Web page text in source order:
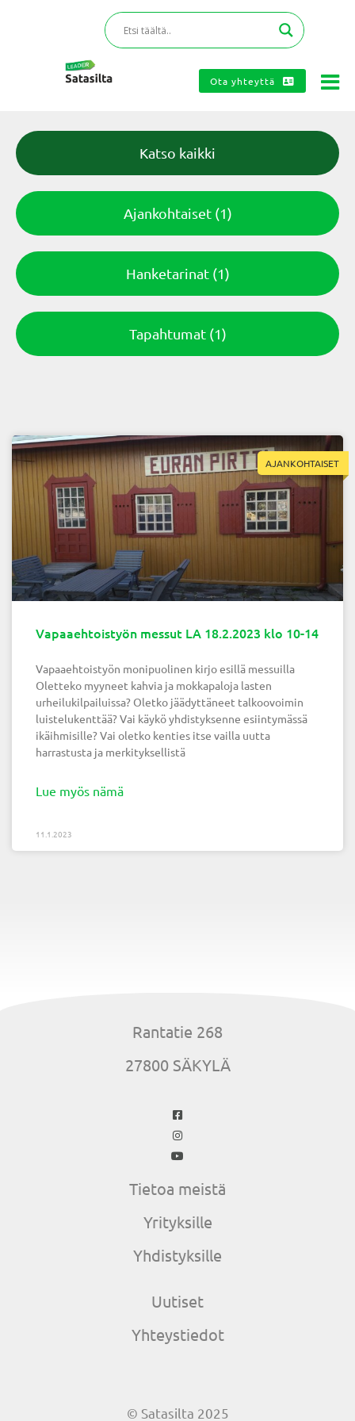
Ota yhteyttä
Katso kaikki
Ajankohtaiset (1)
Hanketarinat (1)
Tapahtumat (1)
AJANKOHTAISET
Vapaaehtoistyön messut LA 18.2.2023 klo 10-14
Vapaaehtoistyön monipuolinen kirjo esillä messuilla
Oletteko myyneet kahvia ja mokkapaloja lasten
urheilukilpailuissa? Oletko jäädyttäneet talkoovoimin
luistelukenttää? Vai käykö yhdistyksenne esiintymässä
ikäihmisille? Vai oletko kenties itse vailla uutta
harrastusta ja merkityksellistä
Lue myös nämä
11.1.2023
Rantatie 268
27800 SÄKYLÄ
Tietoa meistä
Yrityksille
Yhdistyksille
Uutiset
Yhteystiedot
© Satasilta 2025